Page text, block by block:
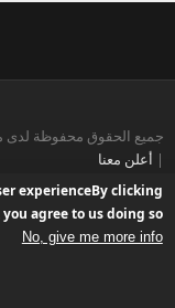
جميع الحقوق محفوظة لدى
| أعلن معنا
More than (just) Themes.
Designed byZsolt Kacso
experienceBy clicking
agree to us doing so.
No, give me more info